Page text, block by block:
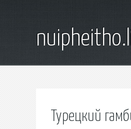
Турецкий